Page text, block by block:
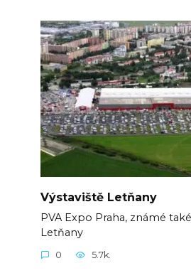
Výstaviště Letňany
PVA Expo Praha, známé
Letňany
0 5.7k.